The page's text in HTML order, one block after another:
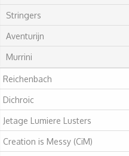
Stringers
Aventurijn
Murrini
Reichenbach
Dichroic
Jetage Lumiere Lusters
Creation is Messy (CiM)